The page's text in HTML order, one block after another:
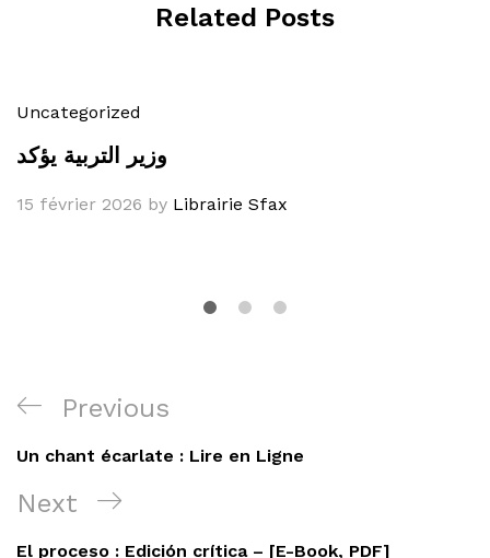
Related Posts
Uncategorized
وزير التربية يؤكد
15 février 2026 by Librairie Sfax
Navigation
de
l’article
Previous
Post
Previous
Un chant écarlate : Lire en Ligne
Next
Post
Next
El proceso : Edición crítica – [E-Book, PDF]